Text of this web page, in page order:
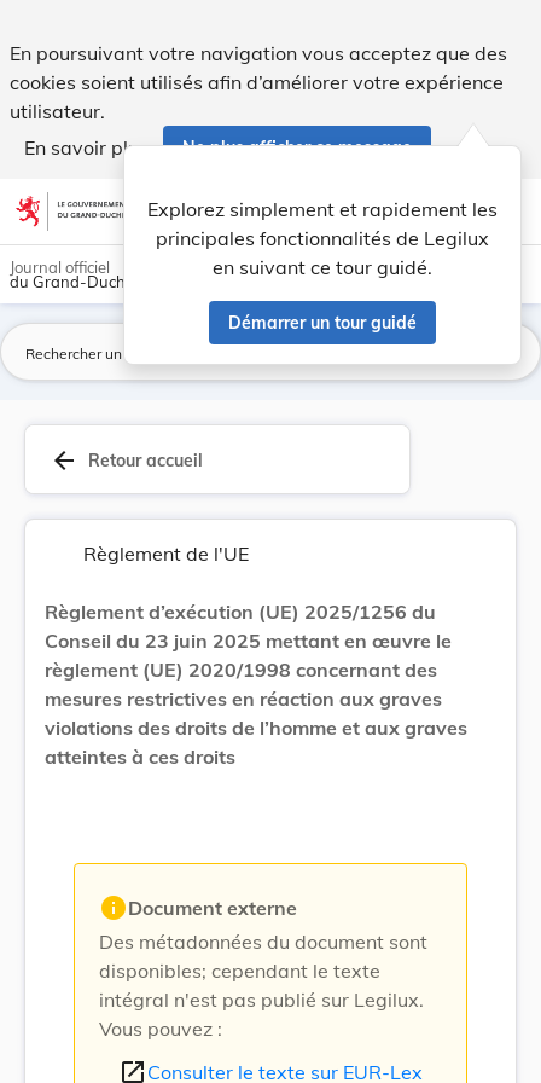
En poursuivant votre navigation vous acceptez que des
cookies soient utilisés afin d’améliorer votre expérience
utilisateur.
En savoir plus
Ne plus afficher ce message
Aller au contenu account_circle help Aide
Explorez simplement et rapidement les
principales fonctionnalités de Legilux
en suivant ce tour guidé.
Démarrer un tour guidé
light_mode dark_mode
Journal officiel
du Grand-Duché de Luxembourg
arrow_back Retour accueil
Règlement de l'UE
Règlement d’exécution (UE) 2025/1256 du
Conseil du 23 juin 2025 mettant en œuvre le
règlement (UE) 2020/1998 concernant des
mesures restrictives en réaction aux graves
violations des droits de l’homme et aux graves
atteintes à ces droits
infoDocument externe
Des métadonnées du document sont
disponibles; cependant le texte
intégral n'est pas publié sur Legilux.
Vous pouvez :
open_in_new Consulter le texte sur EUR-Lex